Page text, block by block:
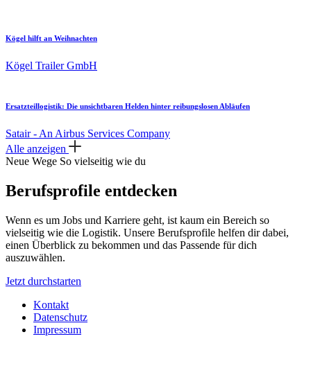
Kögel hilft an Weihnachten
Kögel Trailer GmbH
Ersatzteillogistik: Die unsichtbaren Helden hinter reibungslosen Abläufen
Satair - An Airbus Services Company
Alle anzeigen
Neue Wege So vielseitig wie du
Berufsprofile entdecken
Wenn es um Jobs und Karriere geht, ist kaum ein Bereich so
vielseitig wie die Logistik. Unsere Berufsprofile helfen dir dabei,
einen Überblick zu bekommen und das Passende für dich
auszuwählen.
Jetzt durchstarten
Kontakt
Datenschutz
Impressum